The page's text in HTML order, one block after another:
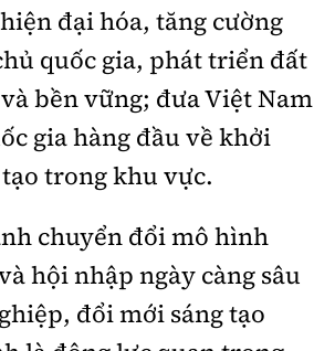
đại hóa, tăng cường
quốc gia, phát triển đất
bền vững; đưa Việt Nam
gia hàng đầu về khởi
trong khu vực.
chuyển đổi mô hình
hội nhập ngày càng sâu
đổi mới sáng tạo